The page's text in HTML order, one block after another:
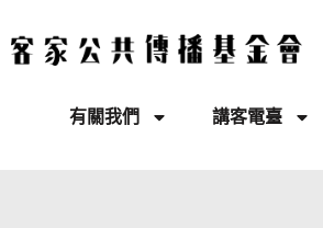
有關我們 講客電臺